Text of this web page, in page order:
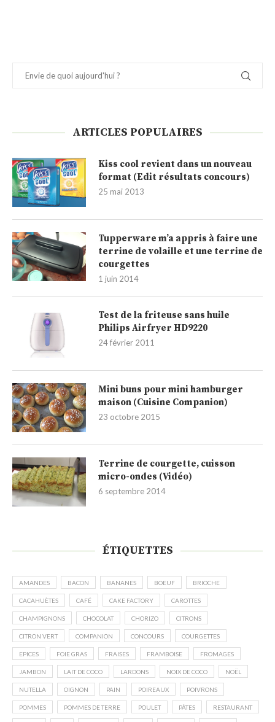
ARTICLES POPULAIRES
Kiss cool revient dans un nouveau
format (Edit résultats concours)
25 mai 2013
Tupperware m’a appris à faire une
terrine de volaille et une terrine de
courgettes
1 juin 2014
Test de la friteuse sans huile
Philips Airfryer HD9220
24 février 2011
Mini buns pour mini hamburger
maison (Cuisine Companion)
23 octobre 2015
Terrine de courgette, cuisson
micro-ondes (Vidéo)
6 septembre 2014
ÉTIQUETTES
AMANDES BACON BANANES BOEUF BRIOCHE
CACAHUÈTES CAFÉ CAKE FACTORY CAROTTES
CHAMPIGNONS CHOCOLAT CHORIZO CITRONS
CITRON VERT COMPANION CONCOURS COURGETTES
EPICES FOIE GRAS FRAISES FRAMBOISE FROMAGES
JAMBON LAIT DE COCO LARDONS NOIX DE COCO NOËL
NUTELLA OIGNON PAIN POIREAUX POIVRONS
POMMES POMMES DE TERRE POULET PÂTES RESTAURANT